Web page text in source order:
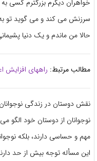
خواهران دیگرم بزرگترم کسی
سرزنش می کند و می گوید تو
حالا من ماندم و یک دنیا
مطالب مرتبط: راههای افزایش
نقش دوستان در زندگی
نوجوانان از دوستان خود الگو
مهم و حساسی دارند، بلکه
این مسأله توجه بیش از حد